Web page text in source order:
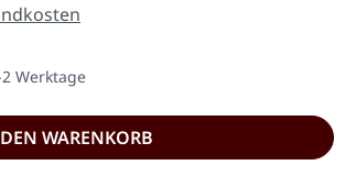
Werktage
WARENKORB